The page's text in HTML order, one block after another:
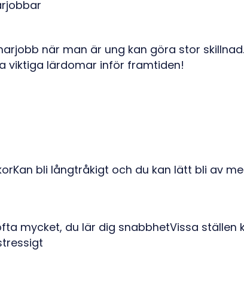
när man är ung kan göra stor
viktiga lärdomar inför framtiden!
bli långtråkigt och du kan lätt bli av
mycket, du lär dig snabbhetVissa ställen